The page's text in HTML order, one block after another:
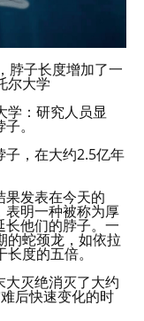
脖子长度增加了一
尔大学
学：研究人员显
。
子，在大约2.5亿年
果发表在今天的
表明一种被称为厚
他们的脖子。一
的蛇颈龙，如依拉
长度的五倍。
灭绝消灭了大约
后快速变化的时